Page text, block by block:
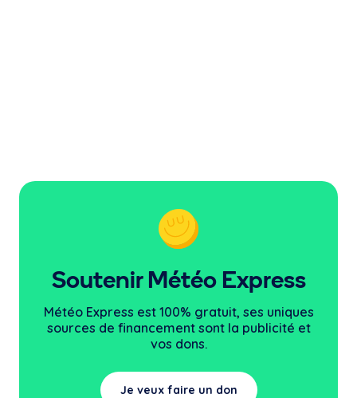
Soutenir Météo Express
Météo Express est 100% gratuit, ses uniques
sources de financement sont la publicité et
vos dons.
Je veux faire un don